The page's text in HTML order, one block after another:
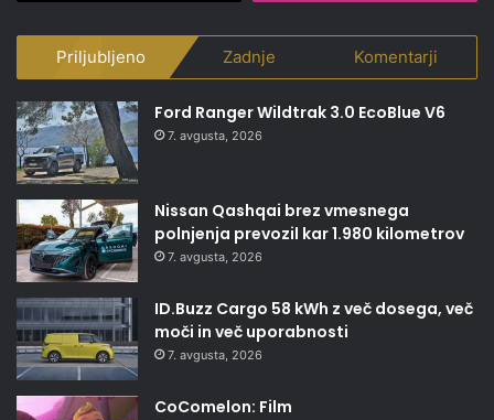
Priljubljeno Zadnje Komentarji
Ford Ranger Wildtrak 3.0 EcoBlue V6
7. avgusta, 2026
Nissan Qashqai brez vmesnega
polnjenja prevozil kar 1.980 kilometrov
7. avgusta, 2026
ID.Buzz Cargo 58 kWh z več dosega, več
moči in več uporabnosti
7. avgusta, 2026
CoComelon: Film